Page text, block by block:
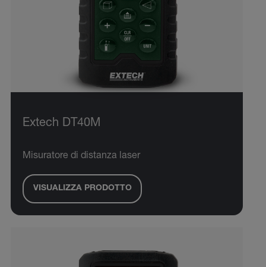
Extech DT40M
Misuratore di distanza laser
VISUALIZZA PRODOTTO